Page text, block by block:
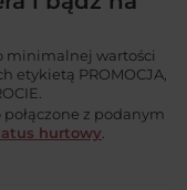
minimalnej wartości
etykietą PROMOCJA,
z podanym
hurtowy